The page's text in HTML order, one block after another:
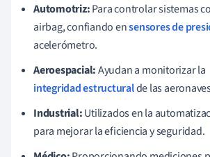
Automotriz:Para controlar sistemas
airbag, confiando ensensores de
acelerómetro.
Aeroespacial:Ayudan a monitorizar la
integridad estructuralde las
Industrial:Utilizados en la
para mejorar la eficiencia y seguridad.